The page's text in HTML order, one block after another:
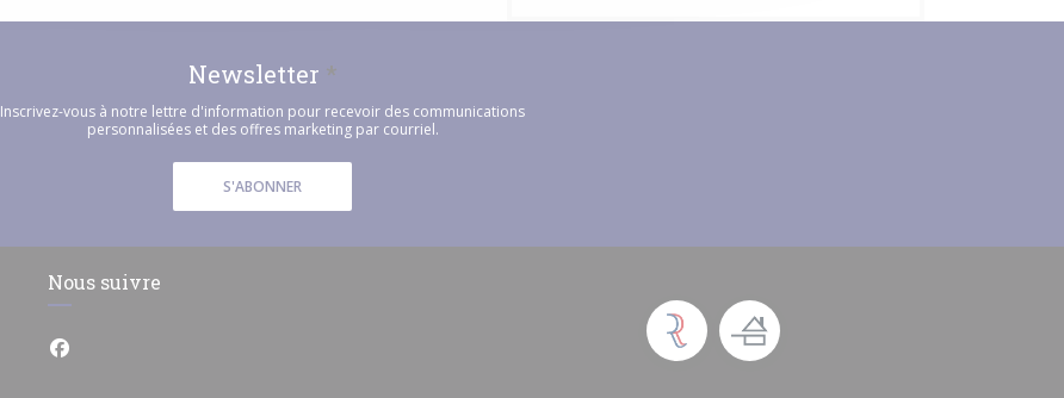
Newsletter *
Inscrivez-vous à notre lettre d'information pour recevoir des communications
personnalisées et des offres marketing par courriel.
S'ABONNER
Nous suivre
Facebook ((ouvre une nouvelle fenêtre))